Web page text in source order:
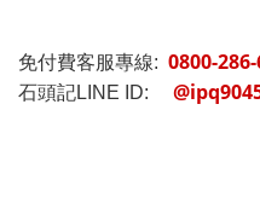
免付費客服專線: 0800-
石頭記LINE ID: